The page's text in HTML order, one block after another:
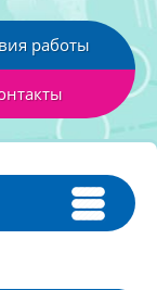
работы